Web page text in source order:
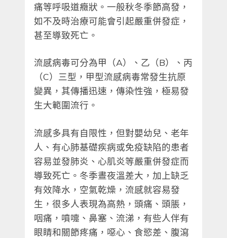
痛等呼吸道癥狀。一般秋冬季節高發，
如不及時治療可能會引起嚴重併發症，
甚至導致死亡。
流感病毒可分為甲（A）、乙（B）、丙
（C）三型，甲型流感病毒常發生抗原
變異，其傳播迅速，傳染性強，極易發
生大範圍流行。
流感多具有自限性，但對嬰幼兒、老年
人、有心肺基礎疾病或免疫缺陷的患者
容易並發肺炎、心肌炎等嚴重併發症而
導致死亡。冬季晝夜溫差大，加上缺乏
有效降水，空氣乾燥，流感就容易發
生，很多人表現為高熱，頭痛、頭脹，
咽痛，噴嚏、鼻塞、流涕，有些人伴有
眼睛和關節疼痛，噁心、食慾差、腹瀉